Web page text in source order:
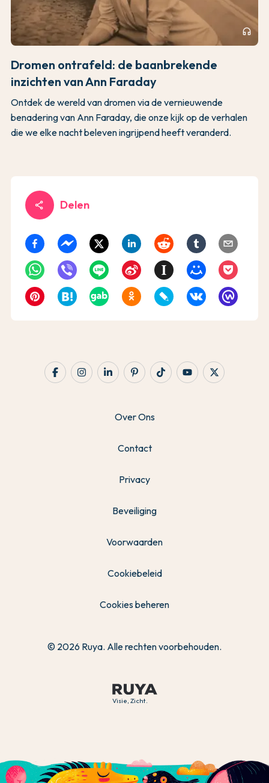
headphones
Dromen ontrafeld: de baanbrekende
inzichten van Ann Faraday
Ontdek de wereld van dromen via de vernieuwende
benadering van Ann Faraday, die onze kijk op de verhalen
die we elke nacht beleven ingrijpend heeft veranderd.
share Delen
Visie, Zicht.
Over Ons
Contact
Privacy
Beveiliging
Voorwaarden
Cookiebeleid
Cookies beheren
© 2026 Ruya. Alle rechten voorbehouden.